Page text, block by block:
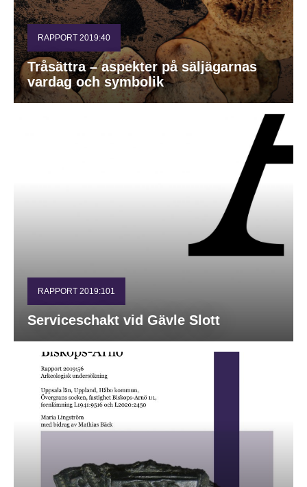
RAPPORT 2019:40
Tråsättra – aspekter på säljägarnas
vardag och symbolik
RAPPORT 2019:101
Serviceschakt vid Gävle Slott